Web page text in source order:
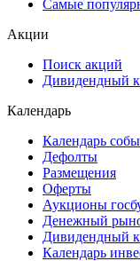
Самые
Акции
Поиск акций
Дивидендный
Календарь
Календарь
Дефолты
Размещения
Оферты
Аукционы
Денежный
Дивидендный
Календарь